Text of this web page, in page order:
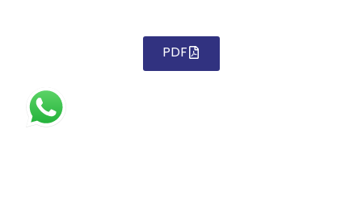
PDF